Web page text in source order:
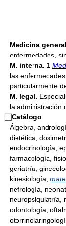
Medicina
enfermedades,
M. interna. 1
las
particularmente
M. legal.
la administración
⃞Catálogo
Álgebra,
dietética,
endocrinología,
farmacología,
geriatría,
kinesiología,
nefrología,
neuropsiquiatría,
odontología,